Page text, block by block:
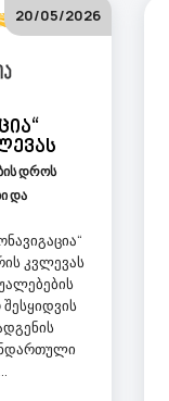
დროს
და
20/05/2026
კვლევას